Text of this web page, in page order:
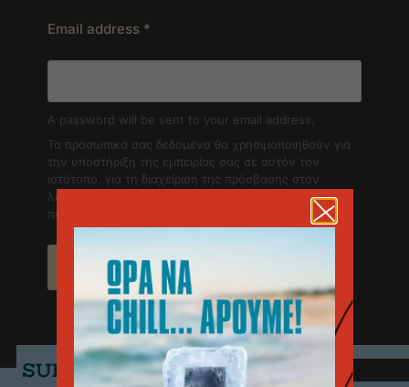
Email address *
A password will be sent to your email address.
Τα προσωπικά σας δεδομένα θα χρησιμοποιηθούν για
την υποστήριξη της εμπειρίας σας σε αυτόν τον
ιστότοπο, για τη διαχείριση της πρόσβασης στον
λογαριασμό σας και για άλλους σκοπούς που
περιγράφονται στην σελίδα
πολιτική απορρήτου.
Register